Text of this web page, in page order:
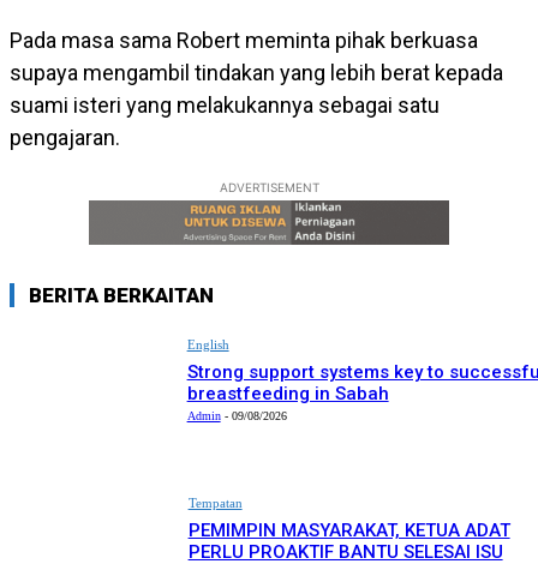
Pada masa sama Robert meminta pihak berkuasa
supaya mengambil tindakan yang lebih berat kepada
suami isteri yang melakukannya sebagai satu
pengajaran.
ADVERTISEMENT
BERITA BERKAITAN
English
Strong support systems key to
breastfeeding in Sabah
Admin - 09/08/2026
Tempatan
PEMIMPIN MASYARAKAT, KETUA ADAT
PERLU PROAKTIF BANTU SELESAI ISU